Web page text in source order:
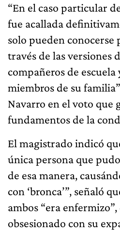
“En el caso particular
fue acallada
solo pueden conocerse
través de las versiones
compañeros de
miembros de su
Navarro en el voto que
fundamentos de la
El magistrado indicó
única persona que
de esa manera,
con ‘bronca’”, señaló
ambos “era
obsesionado con su